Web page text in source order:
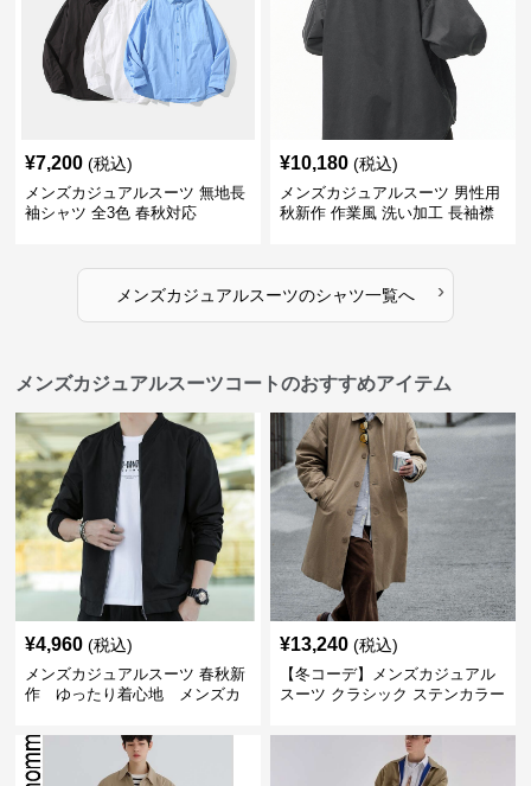
¥7,200 (税込)
メンズカジュアルスーツ 無地長
袖シャツ 全3色 春秋対応
¥10,180 (税込)
メンズカジュアルスーツ 男性用
秋新作 作業風 洗い加工 長袖襟
メンズカジュアルスーツのシャツ一覧へ ›
メンズカジュアルスーツコートのおすすめアイテム
¥4,960 (税込)
メンズカジュアルスーツ 春秋新
作 ゆったり着心地 メンズカ
¥13,240 (税込)
【冬コーデ】メンズカジュアル
スーツ クラシック ステンカラー